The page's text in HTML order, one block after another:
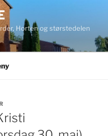
Horten og størstedelen